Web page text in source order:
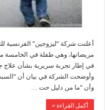
أعلنت شركة “ليزوجين” الفرنسية
مريضاتها، وهي طفلة في الخامسة
في إطار تجربة سريرية بشأن
وأوضحت الشركة في بيان أن “السبب
وأن “ما من دليل حت …
أكمل القراءة »